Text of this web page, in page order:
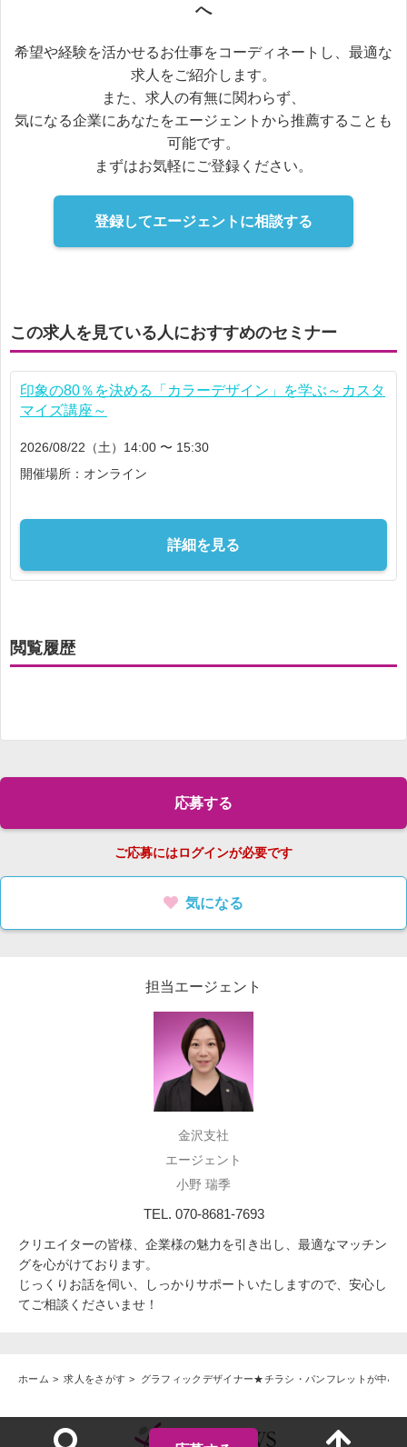
へ
希望や経験を活かせるお仕事をコーディネートし、最適な
求人をご紹介します。
また、求人の有無に関わらず、
気になる企業にあなたをエージェントから推薦することも
可能です。
まずはお気軽にご登録ください。
登録してエージェントに相談する
この求人を見ている人におすすめのセミナー
印象の80％を決める「カラーデザイン」を学ぶ～カスタ
マイズ講座～
2026/08/22（土）14:00 〜 15:30
開催場所：オンライン
詳細を見る
閲覧履歴
応募する
ご応募にはログインが必要です
気になる
担当エージェント
金沢支社
エージェント
小野 瑞季
TEL. 070-8681-7693
クリエイターの皆様、企業様の魅力を引き出し、最適なマッチン
グを心がけております。
じっくりお話を伺い、しっかりサポートいたしますので、安心し
てご相談くださいませ！
ホーム 求人をさがす グラフィックデザイナー★チラシ・パンフレットが中心♪